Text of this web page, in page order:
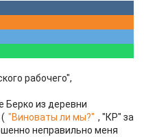
рабочего",
Берко из деревни
"Виноваты ли мы?" , "КР" за
неправильно меня